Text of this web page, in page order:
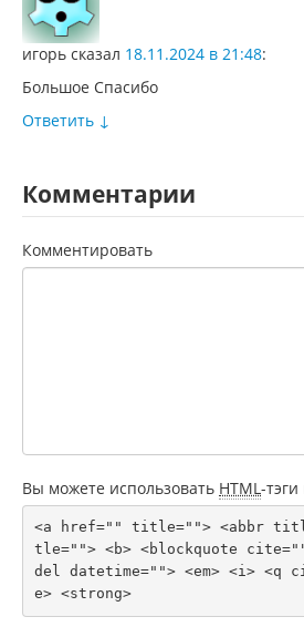
игорь сказал 18.11.2024 в 21:48:
Большое Спасибо
Ответить ↓
Комментарии
Комментировать
Вы можете использовать HTML -
<a href="" title=""> <abbr
tle=""> <b> <blockquote
del datetime=""> <em> <i> <q
e> <strong>